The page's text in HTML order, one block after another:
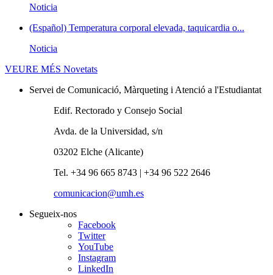
Noticia
(Español) Temperatura corporal elevada, taquicardia o...
Noticia
VEURE MÉS Novetats
Servei de Comunicació, Màrqueting i Atenció a l'Estudiantat
Edif. Rectorado y Consejo Social
Avda. de la Universidad, s/n
03202 Elche (Alicante)
Tel. +34 96 665 8743 | +34 96 522 2646
comunicacion@umh.es
Segueix-nos
Facebook
Twitter
YouTube
Instagram
LinkedIn